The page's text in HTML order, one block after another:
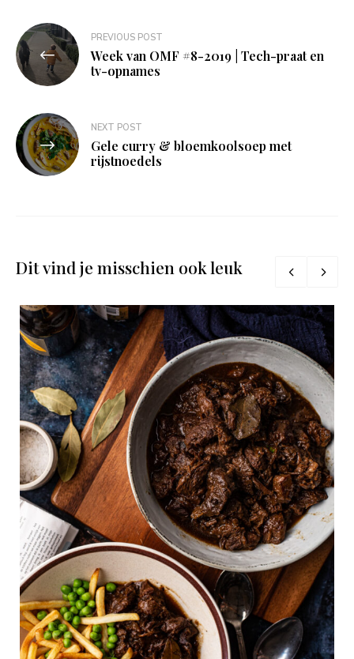
Bericht
navigatie
PREVIOUS POST
Week van OMF #8-2019 | Tech-praat en
tv-opnames
NEXT POST
Gele curry & bloemkoolsoep met
rijstnoedels
Dit vind je misschien ook leuk